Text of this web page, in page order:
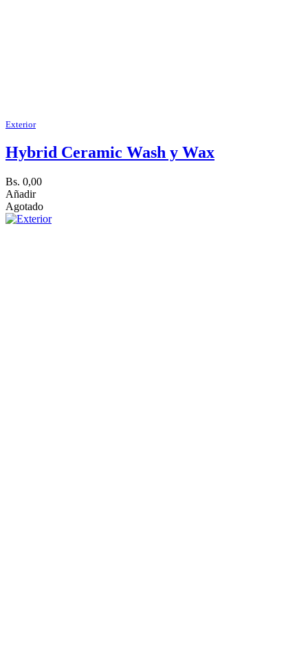
Exterior
Hybrid Ceramic Wash y Wax
Bs. 0,00
Añadir
Agotado